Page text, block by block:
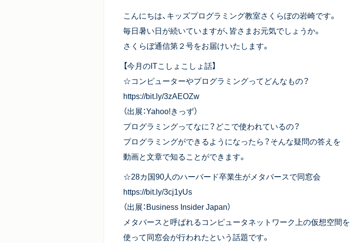
こんにちは、キッズプログラミング教室さくらぼの岩崎です。
毎日暑い日が続いていますが、皆さまお元気でしょうか。
さくらぼ通信第２号をお届けいたします。
【今月のITこしょこしょ話】
☆コンピューターやプログラミングってどんなもの？
https://bit.ly/3zAEOZw
（出展：Yahoo!きっず）
プログラミングってなに？どこで使われているの？
プログラミングができるようになったら？そんな疑問の答えを
動画と文章で知ることができます。
☆28カ国90人のハーバード卒業生がメタバースで同窓会
https://bit.ly/3cj1yUs
（出展：Business Insider Japan）
メタバースと呼ばれるコンピュータネットワーク上の仮想空間を
使って同窓会が行われたという話題です。